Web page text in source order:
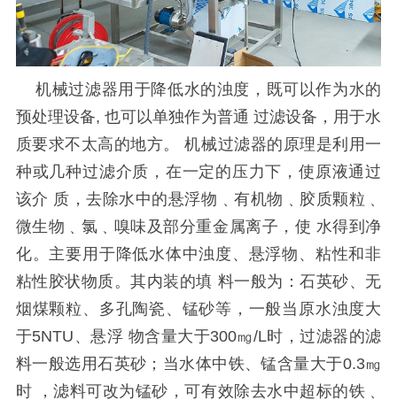
机械过滤器用于降低水的浊度，既可以作为水的
预处理设备, 也可以单独作为普通 过滤设备，用于水
质要求不太高的地方。 机械过滤器的原理是利用一
种或几种过滤介质，在一定的压力下，使原液通过
该介 质，去除水中的悬浮物﹑有机物﹑胶质颗粒﹑
微生物﹑氯﹑嗅味及部分重金属离子，使 水得到净
化。主要用于降低水体中浊度、悬浮物、粘性和非
粘性胶状物质。其内装的填 料一般为：石英砂、无
烟煤颗粒、多孔陶瓷、锰砂等，一般当原水浊度大
于5NTU、悬浮 物含量大于300㎎/L时，过滤器的滤
料一般选用石英砂；当水体中铁、锰含量大于0.3㎎
时 ，滤料可改为锰砂，可有效除去水中超标的铁﹑